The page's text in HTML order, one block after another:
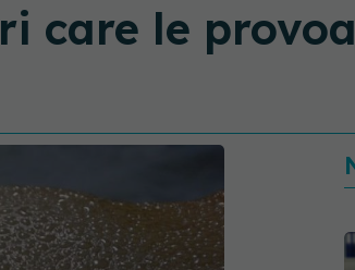
care le